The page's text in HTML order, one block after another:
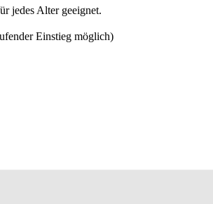
jedes Alter geeignet.
Einstieg möglich)